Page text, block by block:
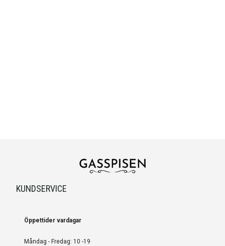
KUNDSERVICE
Öppettider vardagar
Måndag - Fredag: 10 -19